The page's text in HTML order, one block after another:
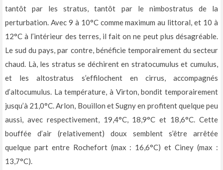
tantôt par les stratus, tantôt par le nimbostratus de la
perturbation. Avec 9 à 10°C comme maximum au littoral, et 10 à
12°C à l’intérieur des terres, il fait on ne peut plus désagréable.
Le sud du pays, par contre, bénéficie temporairement du secteur
chaud. Là, les stratus se déchirent en stratocumulus et cumulus,
et les altostratus s’effilochent en cirrus, accompagnés
d’altocumulus. La température, à Virton, bondit temporairement
jusqu’à 21,0°C. Arlon, Bouillon et Sugny en profitent quelque peu
aussi, avec respectivement, 19,4°C, 18,9°C et 18,6°C. Cette
bouffée d’air (relativement) doux semblent s’être arrêtée
quelque part entre Rochefort (max : 16,6°C) et Ciney (max :
13,7°C).